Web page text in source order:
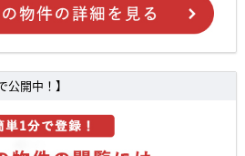
公開中！】